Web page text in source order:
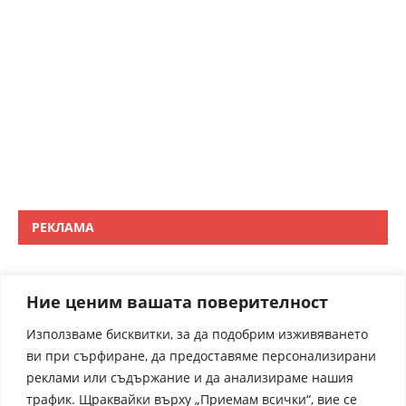
Ние ценим вашата поверителност
Използваме бисквитки, за да подобрим изживяването
ви при сърфиране, да предоставяме персонализирани
реклами или съдържание и да анализираме нашия
трафик. Щраквайки върху „Приемам всички“, вие се
РЕКЛАМА